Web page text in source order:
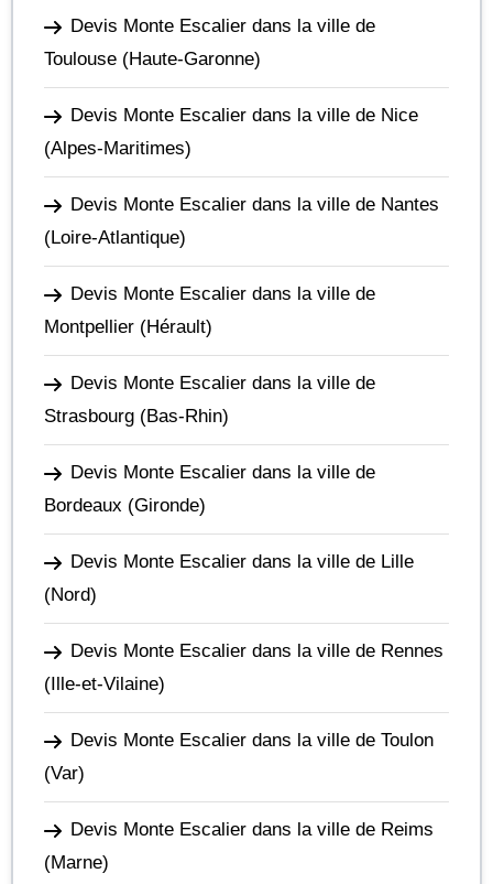
Devis Monte Escalier dans la ville de
Toulouse (Haute-Garonne)
Devis Monte Escalier dans la ville de Nice
(Alpes-Maritimes)
Devis Monte Escalier dans la ville de Nantes
(Loire-Atlantique)
Devis Monte Escalier dans la ville de
Montpellier (Hérault)
Devis Monte Escalier dans la ville de
Strasbourg (Bas-Rhin)
Devis Monte Escalier dans la ville de
Bordeaux (Gironde)
Devis Monte Escalier dans la ville de Lille
(Nord)
Devis Monte Escalier dans la ville de Rennes
(Ille-et-Vilaine)
Devis Monte Escalier dans la ville de Toulon
(Var)
Devis Monte Escalier dans la ville de Reims
(Marne)